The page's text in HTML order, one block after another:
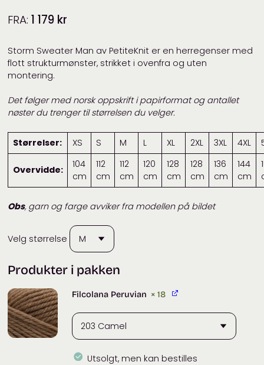
FRA:1 179 kr
Storm Sweater Man av PetiteKnit er en herregenser med
flott strukturmønster, strikket i ovenfra og uten
montering.
Det følger med norsk oppskrift i papirformat og antallet
nøster du trenger til størrelsen du velger.
Størrelser: XS S M L XL 2XL 3XL 4XL
Overvidde:
104
cm
112
cm
112
cm
120
cm
128
cm
128
cm
136
cm
144
cm
Obs, garn og farge avviker fra modellen på bildet
Velg størrelse
Produkter i pakken
Filcolana Peruvian × 18
Utsolgt, men kan bestilles